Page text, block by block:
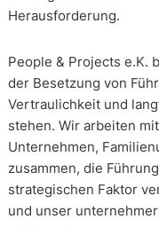
Herausforderung.
People & Projects e.K.
der Besetzung von
Vertraulichkeit und
stehen. Wir arbeiten
Unternehmen,
zusammen, die
strategischen Faktor
und unser